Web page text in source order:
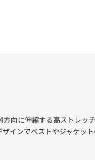
向に伸縮する高ストレッ
インでベストやジャケッ